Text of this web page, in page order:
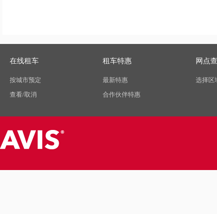
在线租车
按城市预定
查看/取消
租车特惠
最新特惠
合作伙伴特惠
网点
选择区